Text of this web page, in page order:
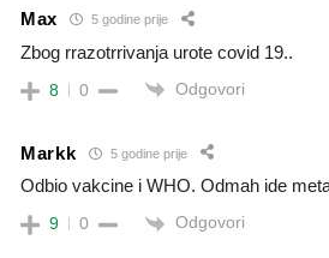
Max 5 godine prije
Zbog rrazotrrivanja urote covid 19..
8 0 Odgovori
Markk 5 godine prije
Odbio vakcine i WHO. Odmah ide
9 0 Odgovori